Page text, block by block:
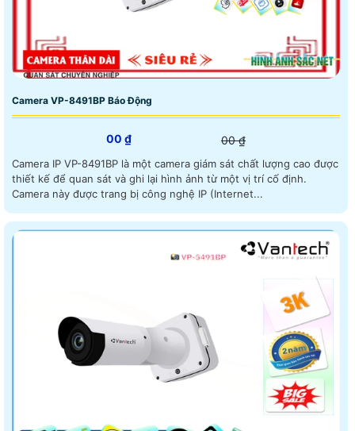
Camera VP-8491BP Báo Động
00 ₫ 00 ₫
Camera IP VP-8491BP là một camera giám sát chất lượng cao được
thiết kế để quan sát và ghi lại hình ảnh từ một vị trí cố định.
Camera này được trang bị công nghệ IP (Internet...